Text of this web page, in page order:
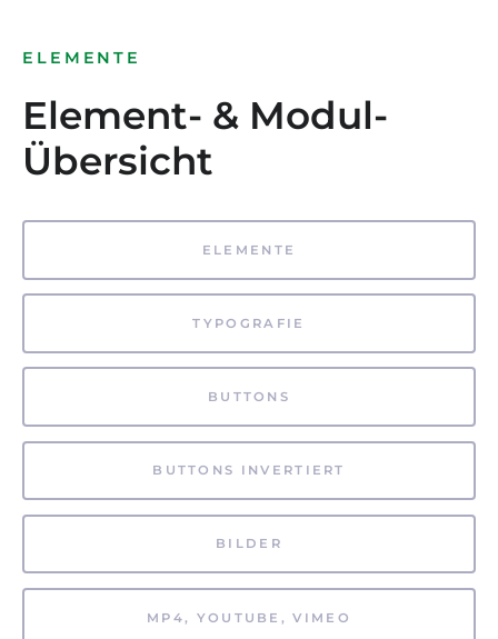
ELEMENTE
Element- & Modul-
Übersicht
ELEMENTE
TYPOGRAFIE
BUTTONS
BUTTONS INVERTIERT
BILDER
MP4, YOUTUBE, VIMEO